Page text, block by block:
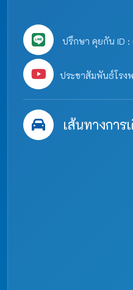
ปรึกษา คุยกัน ID :
ประชาสัมพันธ์โรง
เส้นทางการ